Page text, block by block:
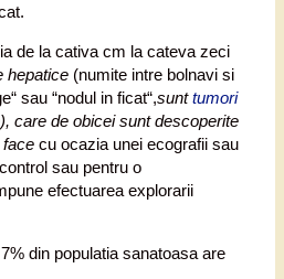
de la cativa cm la cateva zeci
hepatice (numite intre bolnavi si
sau “nodul in ficat“,sunttumori
care de obicei sunt descoperite
face cu ocazia unei ecografii sau
sau pentru o
efectuarea explorarii
din populatia sanatoasa are